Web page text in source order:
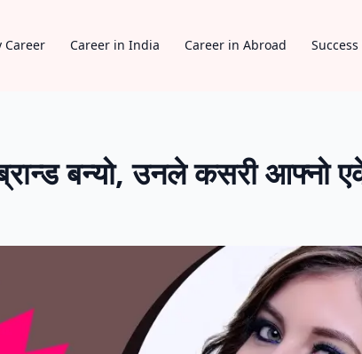
Career Career in India Career in Abroad
बन्यो, उनले कसरी आफ्नो